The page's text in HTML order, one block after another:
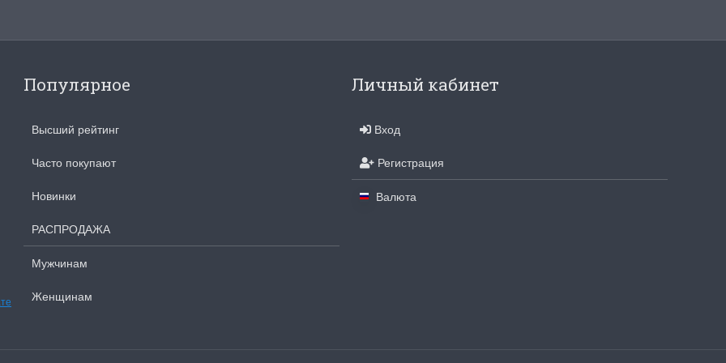
Популярное
Высший рейтинг
Часто покупают
Новинки
РАСПРОДАЖА
Мужчинам
Женщинам
Личный кабинет
Вход
Регистрация
Валюта